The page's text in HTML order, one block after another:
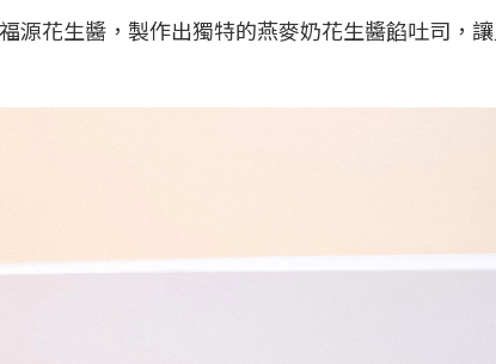
源花生醬，製作出獨特的燕麥奶花生醬餡吐司，